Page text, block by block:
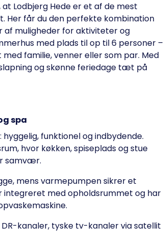
Lodbjerg Hede er et af de mest
Her får du den perfekte kombination
af muligheder for aktiviteter og
med plads til op til 6 personer –
familie, venner eller som par. Med
og skønne feriedage tæt på
spa
funktionel og indbydende.
hvor køkken, spiseplads og stue
samvær.
mens varmepumpen sikrer et
integreret med opholdsrummet og har
kanaler, tyske tv-kanaler via satellit